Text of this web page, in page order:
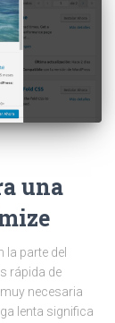
una
parte del
rápida de
necesaria
lenta significa